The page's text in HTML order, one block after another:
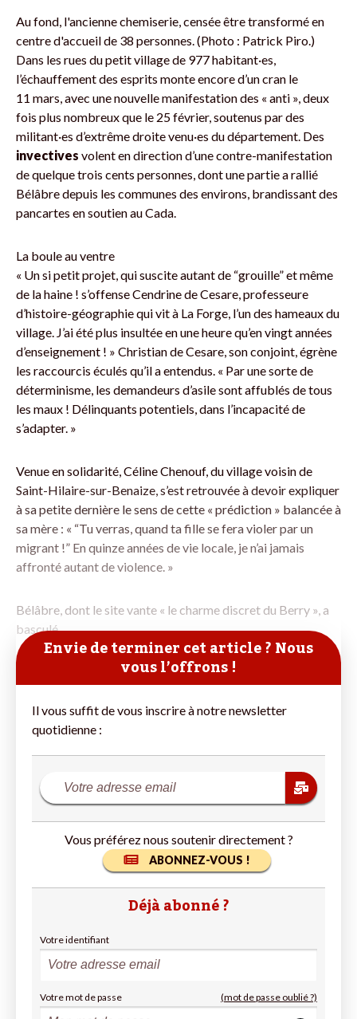
Au fond, l'ancienne chemiserie, censée être transformé en
centre d'accueil de 38 personnes. (Photo : Patrick Piro.)
Dans les rues du petit village de 977 habitant·es,
l’échauffement des esprits monte encore d’un cran le
11 mars, avec une nouvelle manifestation des « anti », deux
fois plus nombreux que le 25 février, soutenus par des
militant·es d’extrême droite venu·es du département. Des
invectives volent en direction d’une contre-manifestation
de quelque trois cents personnes, dont une partie a rallié
Bélâbre depuis les communes des environs, brandissant des
pancartes en soutien au Cada.
La boule au ventre
« Un si petit projet, qui suscite autant de “grouille” et même
de la haine ! s’offense Cendrine de Cesare, professeure
d’histoire-géographie qui vit à La Forge, l’un des hameaux du
village. J’ai été plus insultée en une heure qu’en vingt années
d’enseignement ! » Christian de Cesare, son conjoint, égrène
les raccourcis éculés qu’il a entendus. « Par une sorte de
déterminisme, les demandeurs d’asile sont affublés de tous
les maux ! Délinquants potentiels, dans l’incapacité de
s’adapter. »
Venue en solidarité, Céline Chenouf, du village voisin de
Saint-Hilaire-sur-Benaize, s’est retrouvée à devoir expliquer
à sa petite dernière le sens de cette « prédiction » balancée à
sa mère : « “Tu verras, quand ta fille se fera violer par un
migrant !” En quinze années de vie locale, je n’ai jamais
affronté autant de violence. »
Bélâbre, dont le site vante « le charme discret du Berry », a
basculé
Envie de terminer cet article ? Nous
vous l’offrons !
Il vous suffit de vous inscrire à notre newsletter
quotidienne :
Vous préférez nous soutenir directement ?
ABONNEZ-VOUS !
Déjà abonné ?
Votre identifiant
Votre mot de passe (mot de passe oublié ?)